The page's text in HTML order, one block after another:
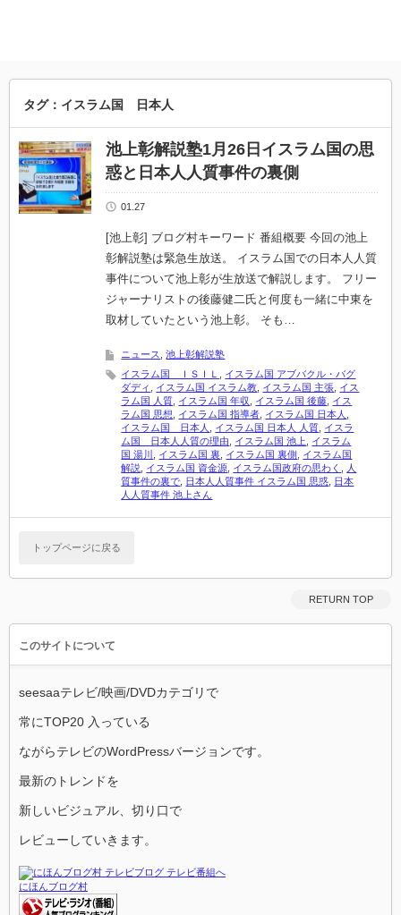
タグ：イスラム国 日本人
池上彰解説塾1月26日イスラム国の思
惑と日本人人質事件の裏側
01.27
[池上彰] ブログ村キーワード 番組概要 今回の池上
彰解説塾は緊急生放送。 イスラム国での日本人人質
事件について池上彰が生放送で解説します。 フリー
ジャーナリストの後藤健二氏と何度も一緒に中東を
取材していたという池上彰。 そも…
ニュース ,池上彰解説塾
イスラム国 ＩＳＩＬ
イスラム国 アブバクル・バグ
ダディ
イスラム国 イスラム教 イスラム国 主張 イス
ラム国 人質 イスラム国 年収 イスラム国 後藤 イス
ラム国 思想
イスラム国 指導者 イスラム国 日本人
イスラム国 日本人
イスラム国 日本人 人質 イスラ
ム国 日本人人質の理由
イスラム国 池上
イスラム
国 湯川
イスラム国 裏 イスラム国 裏側
イスラム国
解説
イスラム国 資金源 イスラム国政府の思わく
人
質事件の裏で 日本人人質事件 イスラム国 思惑 日本
人人質事件 池上さん
トップページに戻る
RETURN TOP
このサイトについて
seesaaテレビ/映画/DVDカテゴリで
常にTOP20 入っている
ながらテレビのWordPressバージョンです。
最新のトレンドを
新しいビジュアル、切り口で
レビューしていきます。
にほんブログ村